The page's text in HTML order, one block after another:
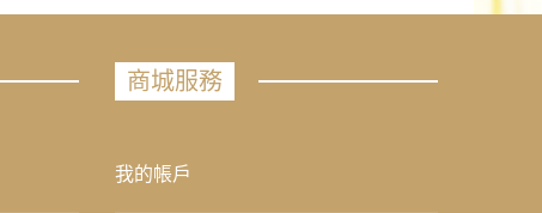
商城服務
我的帳戶